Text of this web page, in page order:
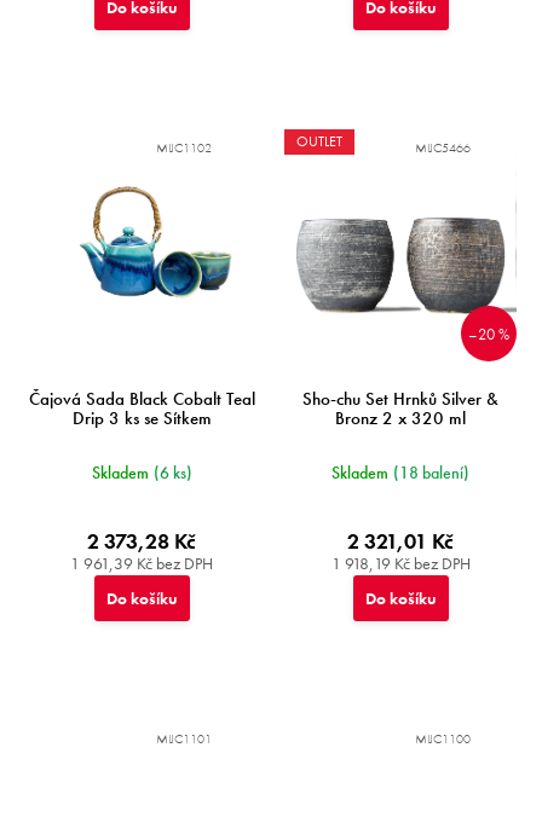
Do košíku Do košíku
Čajová Sada Black Cobalt Teal
Drip 3 ks se Sítkem
Skladem (6 ks)
1 961,39 Kč bez DPH
2 373,28 Kč
Do košíku
MIJC1102 OUTLET
–20 %
Sho-chu Set Hrnků Silver &
Bronz 2 x 320 ml
Skladem (18 balení)
1 918,19 Kč bez DPH
2 321,01 Kč
Do košíku
MIJC5466
MIJC1101 MIJC1100